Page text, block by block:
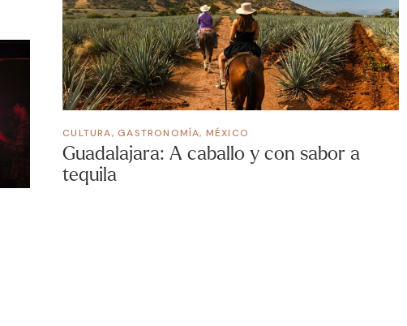
CULTURA,GASTRONOMÍA, MÉXICO
Guadalajara: A caballo y con sabor a
tequila